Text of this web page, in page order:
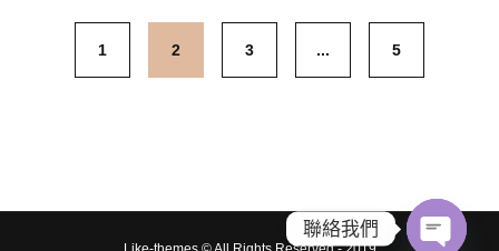
Posts
navigation
1 2 3 ... 5
聯絡我們